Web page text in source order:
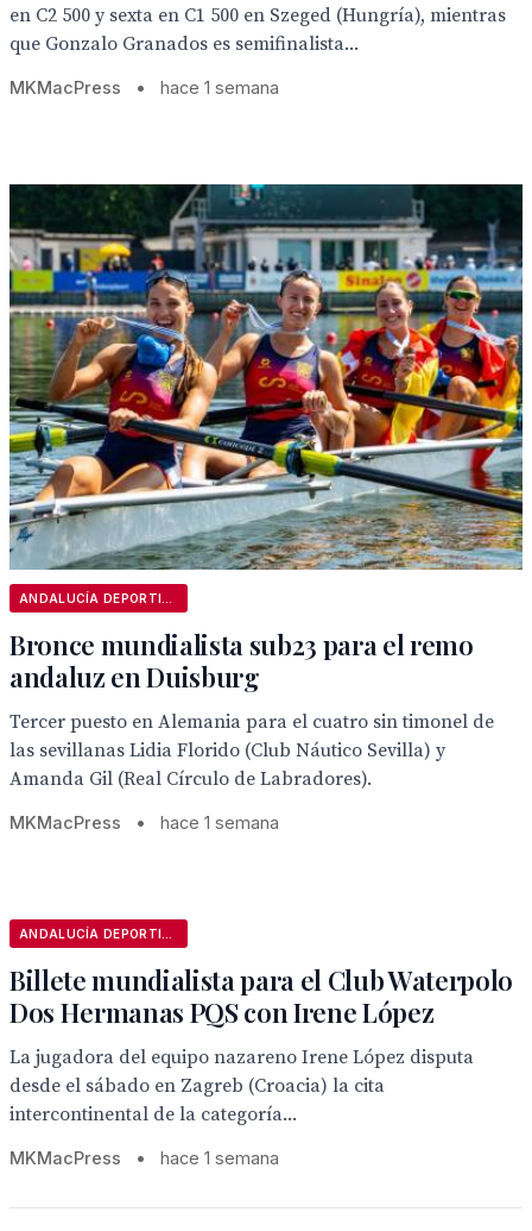
en C2 500 y sexta en C1 500 en Szeged (Hungría), mientras
que Gonzalo Granados es semifinalista...
MKMacPress • hace 1 semana
Bronce mundialista sub23 para el remo
andaluz en Duisburg
Tercer puesto en Alemania para el cuatro sin timonel de
las sevillanas Lidia Florido (Club Náutico Sevilla) y
Amanda Gil (Real Círculo de Labradores).
MKMacPress • hace 1 semana
Billete mundialista para el Club Waterpolo
Dos Hermanas PQS con Irene López
La jugadora del equipo nazareno Irene López disputa
desde el sábado en Zagreb (Croacia) la cita
intercontinental de la categoría...
MKMacPress • hace 1 semana